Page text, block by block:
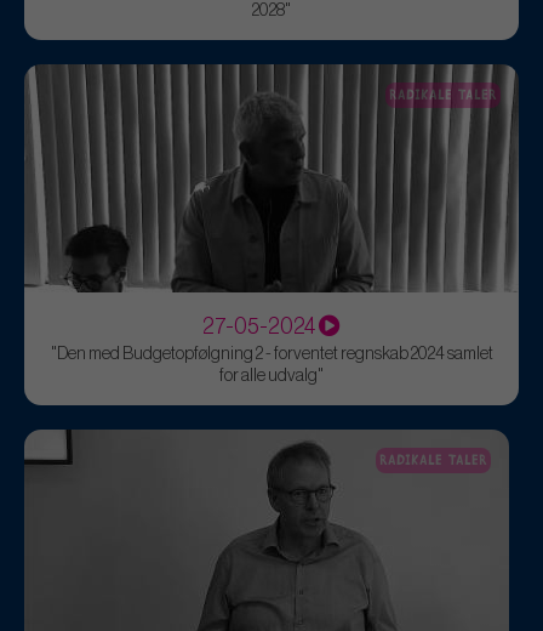
2028"
RADIKALE TALER
27-05-2024
"Den med Budgetopfølgning 2 - forventet regnskab 2024 samlet
for alle udvalg"
RADIKALE TALER